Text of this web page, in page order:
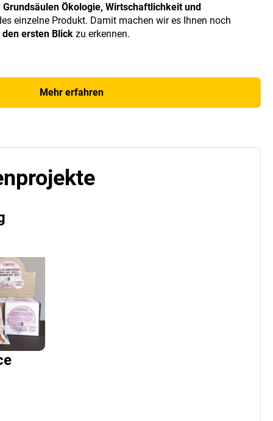
Grundsäulen Ökologie, Wirtschaftlichkeit und
einzelne Produkt. Damit machen wir es Ihnen noch
ersten Blick zu erkennen.
Mehr erfahren